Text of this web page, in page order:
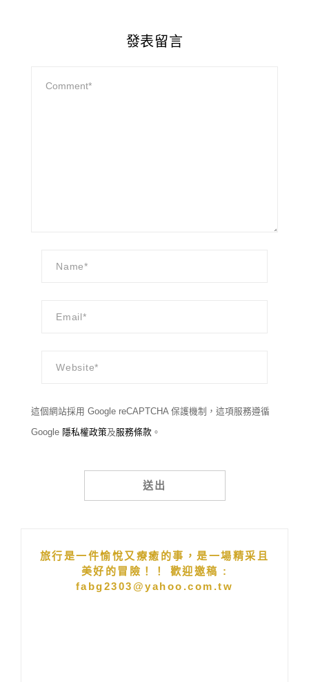
發表留言
這個網站採用 Google reCAPTCHA 保護機制，這項服務遵循
Google 隱私權政策及服務條款 。
旅行是一件愉悅又療癒的事，是一場精采且
美好的冒險！！ 歡迎邀稿 :
fabg2303@yahoo.com.tw